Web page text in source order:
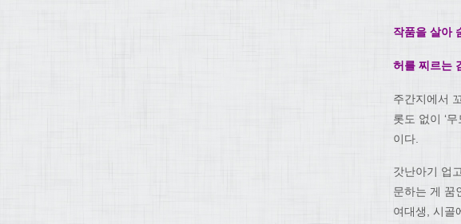
작품을 살아
허를 찌르는
주간지에서
롯도 없이 ‘
이다.
갓난아기 업
문하는 게 꿈
여대생, 시골